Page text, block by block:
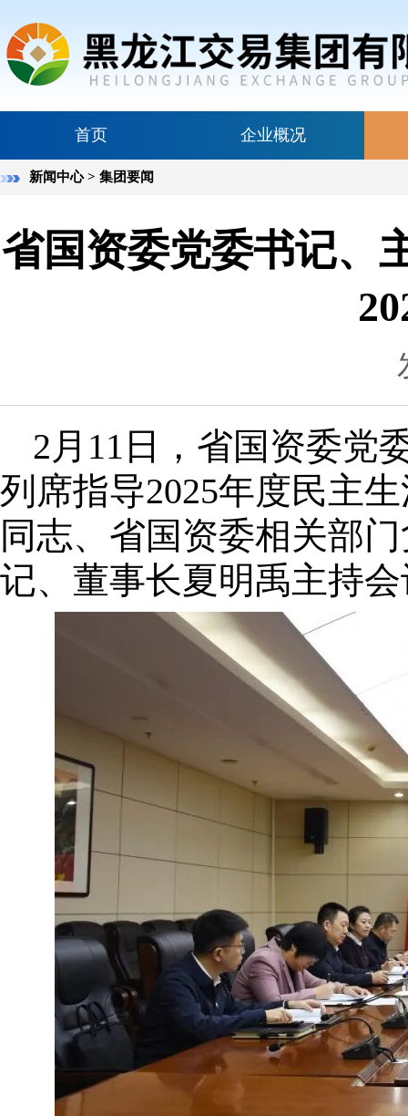
首页 企业概况
新闻中心> 集团要闻
省国资委党委书记、
2月11日，省国资委党
列席指导2025年度民主
同志、省国资委相关部
记、董事长夏明禹主持